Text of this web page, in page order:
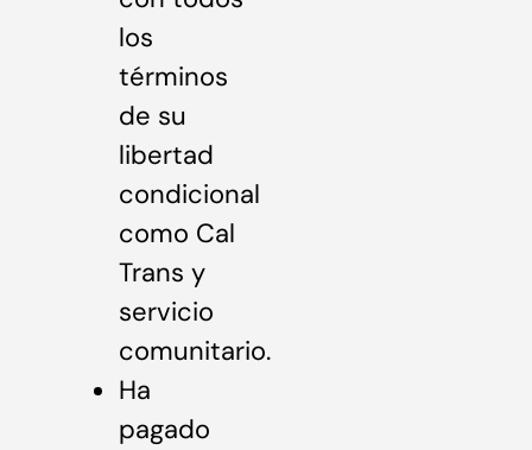
los
términos
de su
libertad
condicional
como Cal
Trans y
servicio
comunitario.
Ha
pagado